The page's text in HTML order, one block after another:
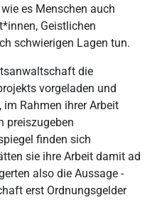
es Menschen auch
Geistlichen
schwierigen Lagen tun.
die
vorgeladen und
Rahmen ihrer Arbeit
preiszugeben
finden sich
sie ihre Arbeit damit ad
also die Aussage -
erst Ordnungsgelder